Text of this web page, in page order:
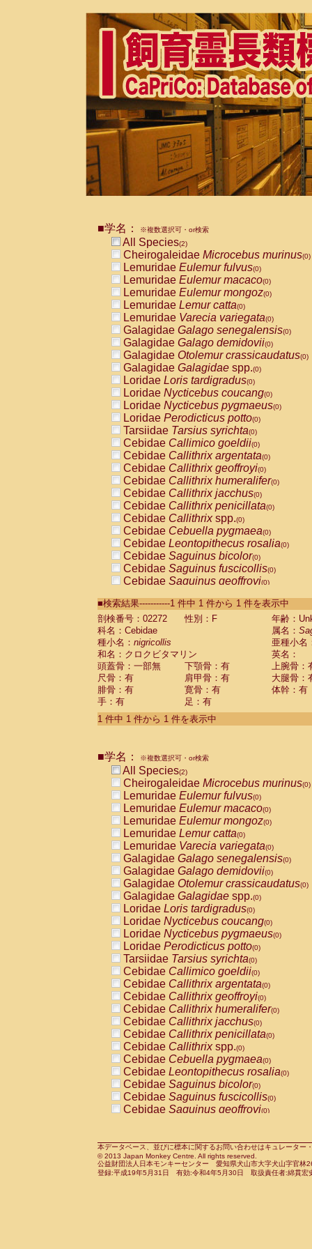
■学名： ※複数選択可・or検索
All Species(2)
Cheirogaleidae Microcebus murinus(0)
Lemuridae Eulemur fulvus(0)
Lemuridae Eulemur macaco(0)
Lemuridae Eulemur mongoz(0)
Lemuridae Lemur catta(0)
Lemuridae Varecia variegata(0)
Galagidae Galago senegalensis(0)
Galagidae Galago demidovii(0)
Galagidae Otolemur crassicaudatus(0)
Galagidae Galagidae spp.(0)
Loridae Loris tardigradus(0)
Loridae Nycticebus coucang(0)
Loridae Nycticebus pygmaeus(0)
Loridae Perodicticus potto(0)
Tarsiidae Tarsius syrichta(0)
Cebidae Callimico goeldii(0)
Cebidae Callithrix argentata(0)
Cebidae Callithrix geoffroyi(0)
Cebidae Callithrix humeralifer(0)
Cebidae Callithrix jacchus(0)
Cebidae Callithrix penicillata(0)
Cebidae Callithrixspp.(0)
Cebidae Cebuella pygmaea(0)
Cebidae Leontopithecus rosalia(0)
Cebidae Saguinus bicolor(0)
Cebidae Saguinus fuscicollis(0)
Cebidae Saguinus geoffroyi(0)
CebidaeSaguinus labiatus(0)
Cebidae Saguinus leucopus (0)
Cebidae
CebidaeSaguinus mystax
CebidaeSaguinus nigricollis (1)
Cebidae Saguinus oedipus
Cebidae Saguinus weddelli
Cebidae Saguinusspp.
Cebidae Aotus trivirgatus
Cebidae Cebus albifrons
CebidaeCebus nigrivittatus
CebidaeCebus
CebidaeSaimiri boliviensis(0)
CebidaeSaimiri sciureus(0)
AtelidaeAlouatta caraya(0)
AtelidaeAlouatta fusca(0)
AtelidaeAlouatta seniculus
AtelidaeAlouattaspp.(0)
AtelidaeAteles belzebuth(0)
AtelidaeAteles geoffroyi(0)
AtelidaeAteles paniscus(0)
AtelidaeAtelesspp.(0)
Atelidae Lagothrix lagothricha
AtelidaeLagothrix lagothricha cana
PitheciidaeCacajao calvus
PitheciidaeCallicebus cupreus
PitheciidaeCallicebus donacophilus
PitheciidaeCallicebus moloch
PitheciidaeCallicebus torquatus
PitheciidaeCallicebusspp.(0)
PitheciidaeChiropotes satanas(0)
PitheciidaePithecia monachus
PitheciidaePithecia pithecia(0)
CercopithecidaeCercocebus agilis
CercopithecidaeCercocebus
CercopithecidaeCercocebus
CercopithecidaeCercocebus
CercopithecidaeCercocebus
CercopithecidaeCercocebushybrid
CercopithecidaePapio anubis(0)
CercopithecidaePapio cynocephalus
CercopithecidaePapio hamadryas(0)
■検索結果-----------1 件中 1 件から 1 件を表示中
剖検番号：02272
性別：F
年齢：
科名：Cebidae
属名：
種小名： nigricollis
亜種小名
和名：クロクビタマリン
英名：
頭蓋骨：一部無
下顎骨：有
上腕骨：
尺骨：有
肩甲骨：有
大腿骨：
腓骨：有
寛骨：有
体幹：有
手：有
足：有
1 件中 1 件から 1 件を表示中
■学名： ※複数選択可・or検索
All Species(2)
Cheirogaleidae Microcebus murinus(0)
Lemuridae Eulemur fulvus(0)
Lemuridae Eulemur macaco(0)
Lemuridae Eulemur mongoz(0)
Lemuridae Lemur catta(0)
Lemuridae Varecia variegata(0)
Galagidae Galago senegalensis(0)
Galagidae Galago demidovii(0)
Galagidae Otolemur crassicaudatus(0)
Galagidae Galagidae spp.(0)
Loridae Loris tardigradus(0)
Loridae Nycticebus coucang(0)
Loridae Nycticebus pygmaeus(0)
Loridae Perodicticus potto(0)
Tarsiidae Tarsius syrichta(0)
Cebidae Callimico goeldii(0)
Cebidae Callithrix argentata(0)
Cebidae Callithrix geoffroyi(0)
Cebidae Callithrix humeralifer(0)
Cebidae Callithrix jacchus(0)
Cebidae Callithrix penicillata(0)
Cebidae Callithrixspp.(0)
Cebidae Cebuella pygmaea(0)
Cebidae Leontopithecus rosalia(0)
Cebidae Saguinus bicolor(0)
Cebidae Saguinus fuscicollis(0)
Cebidae Saguinus geoffroyi(0)
CebidaeSaguinus leucopus(0)
CebidaeSaguinus midas(0)
Cebidae Saguinus mystax(0)
本データベース、並びに標本に関するお問い合わせはキュレータ
© 2013 Japan Monkey Centre. All rights reserved.
公益財団法人日本モンキーセンター 愛知県犬山市大字犬山字官
登録:平成19年5月31日 有効:令和4年5月30日 取扱責任者:綿貫宏